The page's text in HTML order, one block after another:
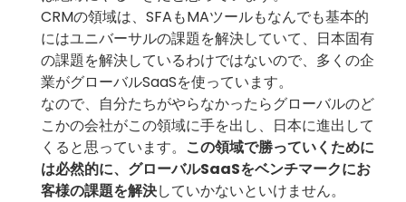
CRMの領域は、SFAもMAツールもなんでも基本的
にはユニバーサルの課題を解決していて、日本固有
の課題を解決しているわけではないので、多くの企
業がグローバルSaaSを使っています。
なので、自分たちがやらなかったらグローバルのど
こかの会社がこの領域に手を出し、日本に進出して
くると思っています。 この領域で勝っていくために
は必然的に、グローバルSaaSをベンチマークにお
客様の課題を解決していかないといけません。